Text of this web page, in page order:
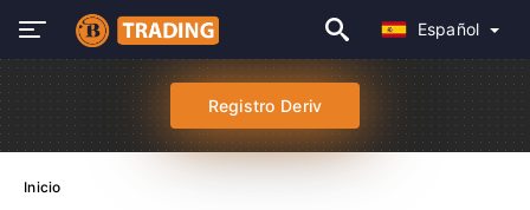
Español
Registro Deriv
Inicio